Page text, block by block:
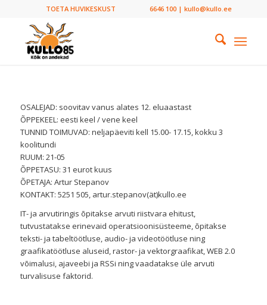
TOETA HUVIKESKUST 6646 100 | kullo@kullo.ee
OSALEJAD: soovitav vanus alates 12. eluaastast
ÕPPEKEEL: eesti keel / vene keel
TUNNID TOIMUVAD: neljapäeviti kell 15.00- 17.15, kokku 3
koolitundi
RUUM: 21-05
ÕPPETASU: 31 eurot kuus
ÕPETAJA: Artur Stepanov
KONTAKT: 5251 505, artur.stepanov(ät)kullo.ee
IT- ja arvutiringis õpitakse arvuti riistvara ehitust,
tutvustatakse erinevaid operatsioonisüsteeme, õpitakse
teksti- ja tabeltöötluse, audio- ja videotöötluse ning
graafikatöötluse aluseid, rastor- ja vektorgraafikat, WEB 2.0
võimalusi, ajaveebi ja RSSi ning vaadatakse üle arvuti
turvalisuse faktorid.